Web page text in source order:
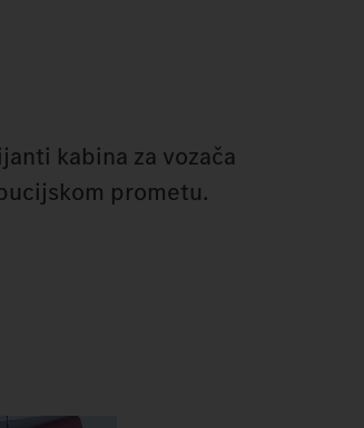
kabina za vozača
prometu.